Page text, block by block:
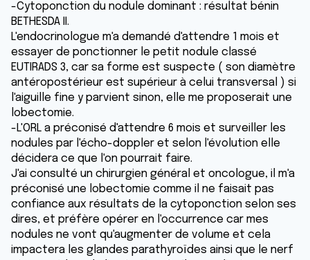
-Cytoponction du nodule dominant : résultat bénin
BETHESDA II.
L'endocrinologue m'a demandé d'attendre 1 mois et
essayer de ponctionner le petit nodule classé
EUTIRADS 3, car sa forme est suspecte ( son diamètre
antéropostérieur est supérieur à celui transversal ) si
l'aiguille fine y parvient sinon, elle me proposerait une
lobectomie.
-L'ORL a préconisé d'attendre 6 mois et surveiller les
nodules par l'écho-doppler et selon l'évolution elle
décidera ce que l'on pourrait faire.
J'ai consulté un chirurgien général et oncologue, il m'a
préconisé une lobectomie comme il ne faisait pas
confiance aux résultats de la cytoponction selon ses
dires, et préfère opérer en l'occurrence car mes
nodules ne vont qu'augmenter de volume et cela
impactera les glandes parathyroïdes ainsi que le nerf